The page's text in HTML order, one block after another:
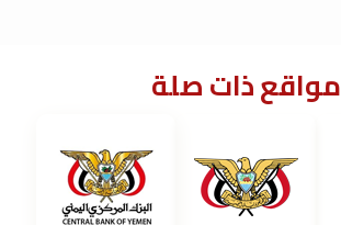
مواقع ذات صلة